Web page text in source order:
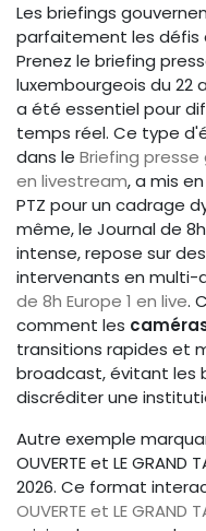
Les briefings
parfaitement les défis
Prenez le briefing
luxembourgeois du 22
a été essentiel pour
temps réel. Ce type
dans le Briefing
en livestream, a mis
PTZ pour un cadrage
même, le Journal de
intense, repose sur
intervenants en multi-
de 8h Europe 1 en live.
comment les
transitions rapides et
broadcast, évitant les
discréditer une
Autre exemple
OUVERTE et LE
2026. Ce format
OUVERTE et LE GRAND